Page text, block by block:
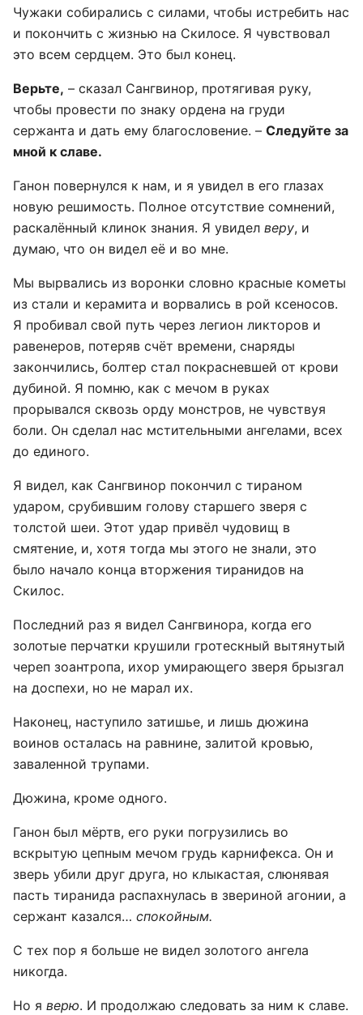
Чужаки собирались с силами, чтобы истребить нас
и покончить с жизнью на Скилосе. Я чувствовал
это всем сердцем. Это был конец.
Верьте, – сказал Сангвинор, протягивая руку,
чтобы провести по знаку ордена на груди
сержанта и дать ему благословение. – Следуйте за
мной к славе.
Ганон повернулся к нам, и я увидел в его глазах
новую решимость. Полное отсутствие сомнений,
раскалённый клинок знания. Я увидел веру, и
думаю, что он видел её и во мне.
Мы вырвались из воронки словно красные кометы
из стали и керамита и ворвались в рой ксеносов.
Я пробивал свой путь через легион ликторов и
равенеров, потеряв счёт времени, снаряды
закончились, болтер стал покрасневшей от крови
дубиной. Я помню, как с мечом в руках
прорывался сквозь орду монстров, не чувствуя
боли. Он сделал нас мстительными ангелами, всех
до единого.
Я видел, как Сангвинор покончил с тираном
ударом, срубившим голову старшего зверя с
толстой шеи. Этот удар привёл чудовищ в
смятение, и, хотя тогда мы этого не знали, это
было начало конца вторжения тиранидов на
Скилос.
Последний раз я видел Сангвинора, когда его
золотые перчатки крушили гротескный вытянутый
череп зоантропа, ихор умирающего зверя брызгал
на доспехи, но не марал их.
Наконец, наступило затишье, и лишь дюжина
воинов осталась на равнине, залитой кровью,
заваленной трупами.
Дюжина, кроме одного.
Ганон был мёртв, его руки погрузились во
вскрытую цепным мечом грудь карнифекса. Он и
зверь убили друг друга, но клыкастая, слюнявая
пасть тиранида распахнулась в звериной агонии, а
сержант казался… спокойным.
С тех пор я больше не видел золотого ангела
никогда.
Но я верю. И продолжаю следовать за ним к славе.